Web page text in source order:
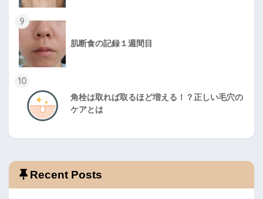
9
肌断食の記録１週間目
10
角栓は取れば取るほど増える！？正しい毛穴の
ケアとは
Recent Posts